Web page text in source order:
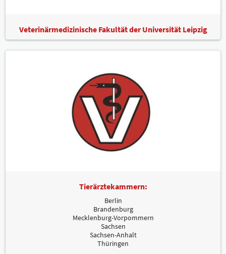
Veterinärmedizinische Fakultät der Universität Leipzig
Tierärztekammern:
Berlin
Brandenburg
Mecklenburg-Vorpommern
Sachsen
Sachsen-Anhalt
Thüringen